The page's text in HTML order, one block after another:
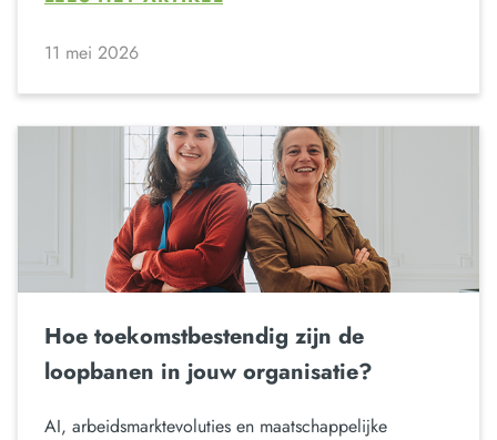
11 mei 2026
Hoe toekomstbestendig zijn de
loopbanen in jouw organisatie?
AI, arbeidsmarktevoluties en maatschappelijke